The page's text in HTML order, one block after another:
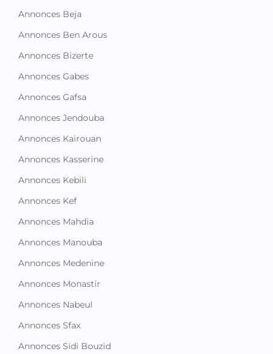
Annonces Beja
Annonces Ben Arous
Annonces Bizerte
Annonces Gabes
Annonces Gafsa
Annonces Jendouba
Annonces Kairouan
Annonces Kasserine
Annonces Kebili
Annonces Kef
Annonces Mahdia
Annonces Manouba
Annonces Medenine
Annonces Monastir
Annonces Nabeul
Annonces Sfax
Annonces Sidi Bouzid